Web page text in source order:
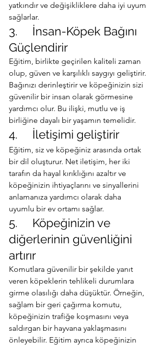
yatkındır ve değişikliklere daha iyi uyum
sağlarlar.
3.     İnsan-Köpek Bağını
Güçlendirir
Eğitim, birlikte geçirilen kaliteli zaman
olup, güven ve karşılıklı saygıyı geliştirir.
Bağınızı derinleştirir ve köpeğinizin sizi
güvenilir bir insan olarak görmesine
yardımcı olur. Bu ilişki, mutlu ve iş
birliğine dayalı bir yaşamın temelidir.
4.     İletişimi geliştirir
Eğitim, siz ve köpeğiniz arasında ortak
bir dil oluşturur. Net iletişim, her iki
tarafın da hayal kırıklığını azaltır ve
köpeğinizin ihtiyaçlarını ve sinyallerini
anlamanıza yardımcı olarak daha
uyumlu bir ev ortamı sağlar.
5.     Köpeğinizin ve
diğerlerinin güvenliğini
artırır
Komutlara güvenilir bir şekilde yanıt
veren köpeklerin tehlikeli durumlara
girme olasılığı daha düşüktür. Örneğin,
sağlam bir geri çağırma komutu,
köpeğinizin trafiğe koşmasını veya
saldırgan bir hayvana yaklaşmasını
önleyebilir. Eğitim ayrıca köpeğinizin